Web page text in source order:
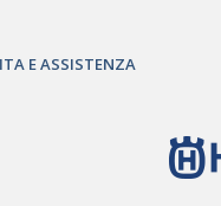
E ASSISTENZA